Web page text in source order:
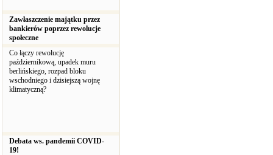
Zawłaszczenie majątku przez
bankierów poprzez rewolucje
społeczne
Co łączy rewolucję
październikową, upadek muru
berlińskiego, rozpad bloku
wschodniego i dzisiejszą wojnę
klimatyczną?
Debata ws. pandemii COVID-
19!